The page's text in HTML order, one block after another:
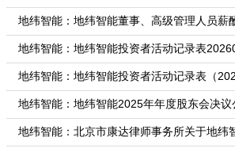
地纬智能：地纬智能董事、高级管理人员薪
地纬智能：地纬智能投资者活动记录表
地纬智能：地纬智能投资者活动记录表（
地纬智能：地纬智能2025年年度股东会决议
地纬智能：北京市康达律师事务所关于地